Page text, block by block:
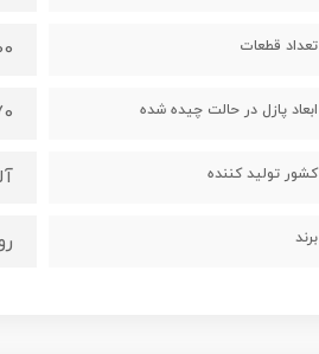
تعداد قطعات
ابعاد پازل در حالت چیده شده 70 در
کشور تولید کننده
برند